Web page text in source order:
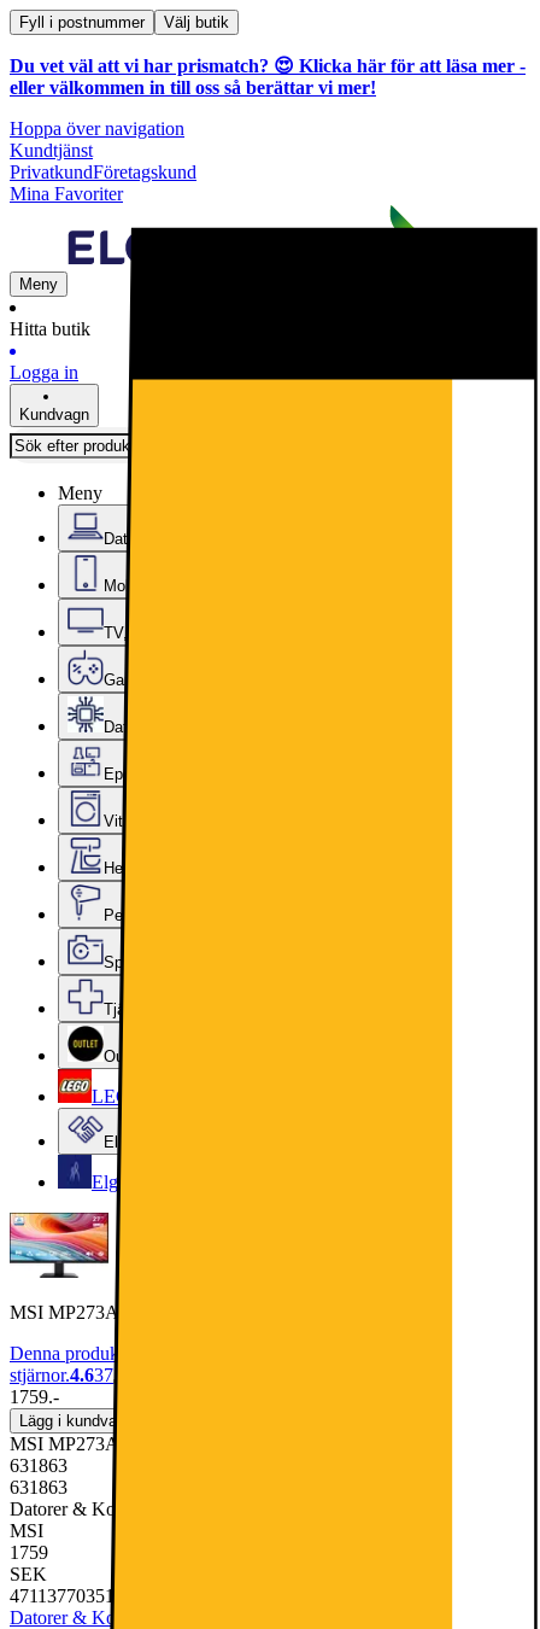
Fyll i postnummer Välj butik
Du vet väl att vi har prismatch? 😍 Klicka här för att läsa mer -
eller välkommen in till oss så berättar vi mer!
Hoppa över navigation
Kundtjänst
PrivatkundFöretagskund
Mina Favoriter
Meny
Hitta butik
Logga in
Kundvagn
Meny
Datorer & Kontor
Mobiler, Tablets & Smartklockor
TV, Ljud & Smart Hem
Gaming
Datorkomponenter
Epoq Kök & Tvättstuga
Vitvaror
Hem, Hushåll & Trädgård
Personvård, Hälsa & Skönhet
Sport & Fritid
Tjänster & Tillbehör
Outlet
LEGO
Elgiganten Företag
Elgiganten Kundklubb
MSI MP273A 27/FHD/IPS/100Hz/1ms
Denna produkt har blivit bedömd som 4.6 av 5 möjliga
stjärnor.4.637
1759.-
Lägg i kundvagn
MSI MP273A 27/FHD/IPS/100Hz/1ms
631863
631863
Datorer & Kontor, Skärmar & Tillbehör, Datorskärm
MSI
1759
SEK
4711377035101
Datorer & Kontor